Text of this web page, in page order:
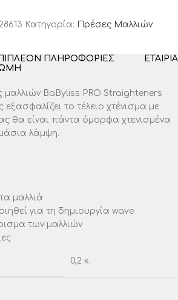
28613 Κατηγορία: Πρέσες Μαλλιών
ΠΛΗΡΟΦΟΡΊΕΣ
ΕΤΑΙΡΊΑ
μαλλιών BaByliss PRO Straighteners
εξασφαλίζει το τέλειο χτένισμα με
θα είναι πάντα όμορφα χτενισμένα
λάμψη.
μαλλιά
για τη δημιουργία wave
των μαλλιών
0,2 κ.